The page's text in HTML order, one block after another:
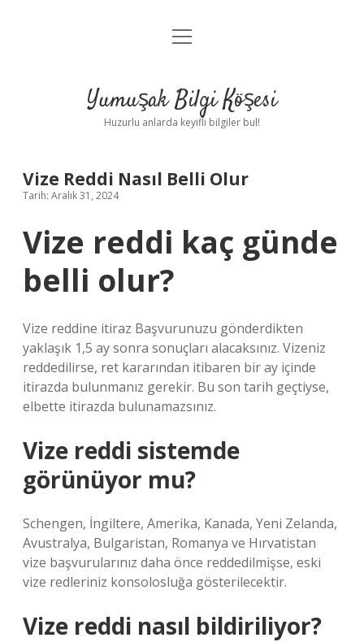
Anasayfa
Yasal Uyarı
menüyü
Yumuşak Bilgi Köşesi
Huzurlu anlarda keyifli bilgiler bul!
Vize Reddi Nasıl Belli Olur
Tarih: Aralık 31, 2024
Vize reddi kaç günde
belli olur?
Vize reddine itiraz Başvurunuzu gönderdikten
yaklaşık 1,5 ay sonra sonuçları alacaksınız. Vizeniz
reddedilirse, ret kararından itibaren bir ay içinde
itirazda bulunmanız gerekir. Bu son tarih geçtiyse,
elbette itirazda bulunamazsınız.
Vize reddi sistemde
görünüyor mu?
Schengen, İngiltere, Amerika, Kanada, Yeni Zelanda,
Avustralya, Bulgaristan, Romanya ve Hırvatistan
vize başvurularınız daha önce reddedilmişse, eski
vize redleriniz konsolosluğa gösterilecektir.
Vize reddi nasıl bildiriliyor?